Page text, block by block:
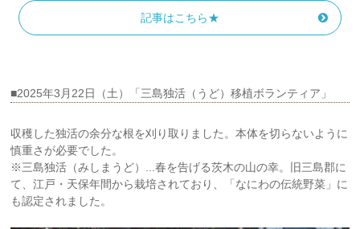
記事はこちら★
■2025年3月22日（土）「三島独活（うど）移植ボランティア」
収穫した独活の余分な根を刈り取りました。本体を切らないように
慎重さが必要でした。
※三島独活（みしまうど）...春を告げる茨木の山の幸。旧三島郡に
て、江戸・天保年間から栽培されており、「なにわの伝統野菜」に
も認定されました。